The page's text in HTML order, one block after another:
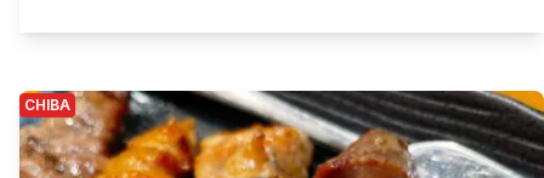
CHIBA